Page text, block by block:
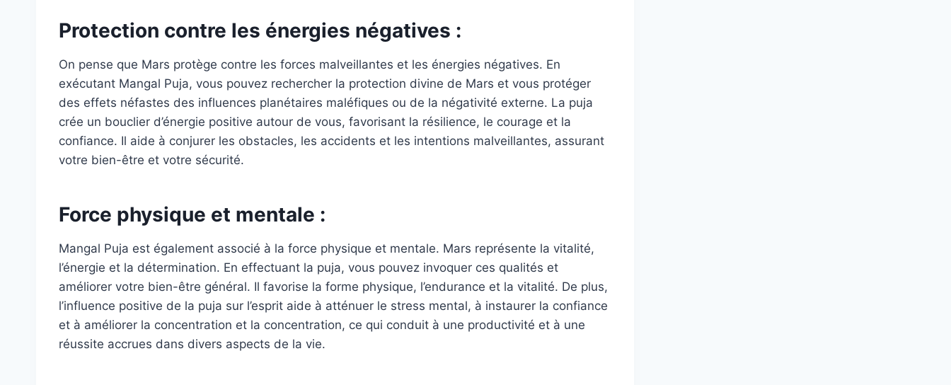
Protection contre les énergies négatives :
On pense que Mars protège contre les forces malveillantes et les énergies négatives. En
exécutant Mangal Puja, vous pouvez rechercher la protection divine de Mars et vous protéger
des effets néfastes des influences planétaires maléfiques ou de la négativité externe. La puja
crée un bouclier d’énergie positive autour de vous, favorisant la résilience, le courage et la
confiance. Il aide à conjurer les obstacles, les accidents et les intentions malveillantes, assurant
votre bien-être et votre sécurité.
Force physique et mentale :
Mangal Puja est également associé à la force physique et mentale. Mars représente la vitalité,
l’énergie et la détermination. En effectuant la puja, vous pouvez invoquer ces qualités et
améliorer votre bien-être général. Il favorise la forme physique, l’endurance et la vitalité. De plus,
l’influence positive de la puja sur l’esprit aide à atténuer le stress mental, à instaurer la confiance
et à améliorer la concentration et la concentration, ce qui conduit à une productivité et à une
réussite accrues dans divers aspects de la vie.